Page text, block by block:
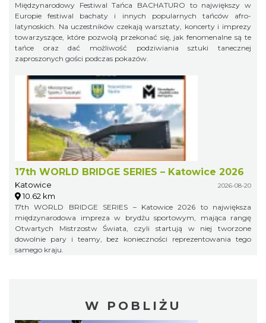
Międzynarodowy Festiwal Tańca BACHATURO to największy w
Europie festiwal bachaty i innych popularnych tańców afro-
latynoskich. Na uczestników czekają warsztaty, koncerty i imprezy
towarzyszące, które pozwolą przekonać się, jak fenomenalne są te
tańce oraz dać możliwość podziwiania sztuki tanecznej
zaproszonych gości podczas pokazów.
17th WORLD BRIDGE SERIES – Katowice 2026
Katowice 2026-08-20
10.62 km
17th WORLD BRIDGE SERIES – Katowice 2026 to największa
międzynarodowa impreza w brydżu sportowym, mająca rangę
Otwartych Mistrzostw Świata, czyli startują w niej tworzone
dowolnie pary i teamy, bez konieczności reprezentowania tego
samego kraju.
W POBLIŻU